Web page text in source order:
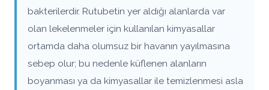
bakterilerdir. Rutubetin yer aldığı alanlarda var
olan lekelenmeler için kullanılan kimyasallar
ortamda daha olumsuz bir havanın yayılmasına
sebep olur; bu nedenle küflenen alanların
boyanması ya da kimyasallar ile temizlenmesi asla